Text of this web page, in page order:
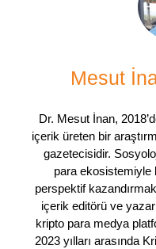
Mesut
Dr. Mesut İnan,
içerik üreten bir
gazetecisidir.
para ekosistemiyle
perspektif
içerik editörü ve
kripto para medya
2023 yılları arasında